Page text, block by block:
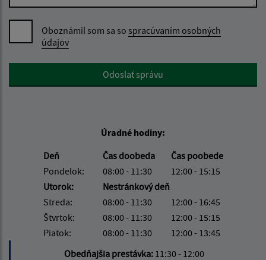
Oboznámil som sa so spracúvaním osobných
údajov
Google reCaptcha ResponseOdoslať správu
Úradné hodiny:
Deň
Čas doobeda
Čas poobede
Pondelok:
08:00 - 11:30
12:00 - 15:15
Utorok:
Nestránkový deň
Streda:
08:00 - 11:30
12:00 - 16:45
Štvrtok:
08:00 - 11:30
12:00 - 15:15
Piatok:
08:00 - 11:30
12:00 - 13:45
Obedňajšia prestávka: 11:30 - 12:00